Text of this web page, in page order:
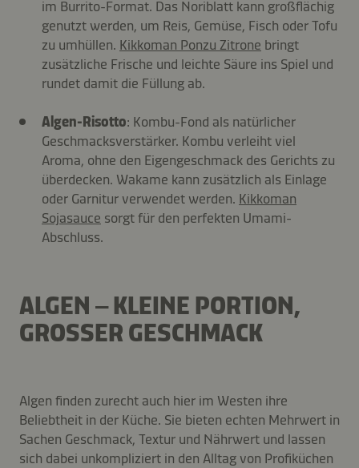
im Burrito-Format. Das Noriblatt kann großflächig
genutzt werden, um Reis, Gemüse, Fisch oder Tofu
zu umhüllen. Kikkoman Ponzu Zitrone bringt
zusätzliche Frische und leichte Säure ins Spiel und
rundet damit die Füllung ab.
Algen-Risotto: Kombu-Fond als natürlicher
Geschmacksverstärker. Kombu verleiht viel
Aroma, ohne den Eigengeschmack des Gerichts zu
überdecken. Wakame kann zusätzlich als Einlage
oder Garnitur verwendet werden. Kikkoman
Sojasauce sorgt für den perfekten Umami-
Abschluss.
ALGEN – KLEINE PORTION,
GROSSER GESCHMACK
Algen finden zurecht auch hier im Westen ihre
Beliebtheit in der Küche. Sie bieten echten Mehrwert in
Sachen Geschmack, Textur und Nährwert und lassen
sich dabei unkompliziert in den Alltag von Profiküchen